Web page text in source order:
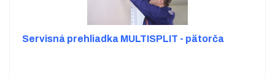
Servisná prehliadka MULTISPLIT - pätorča